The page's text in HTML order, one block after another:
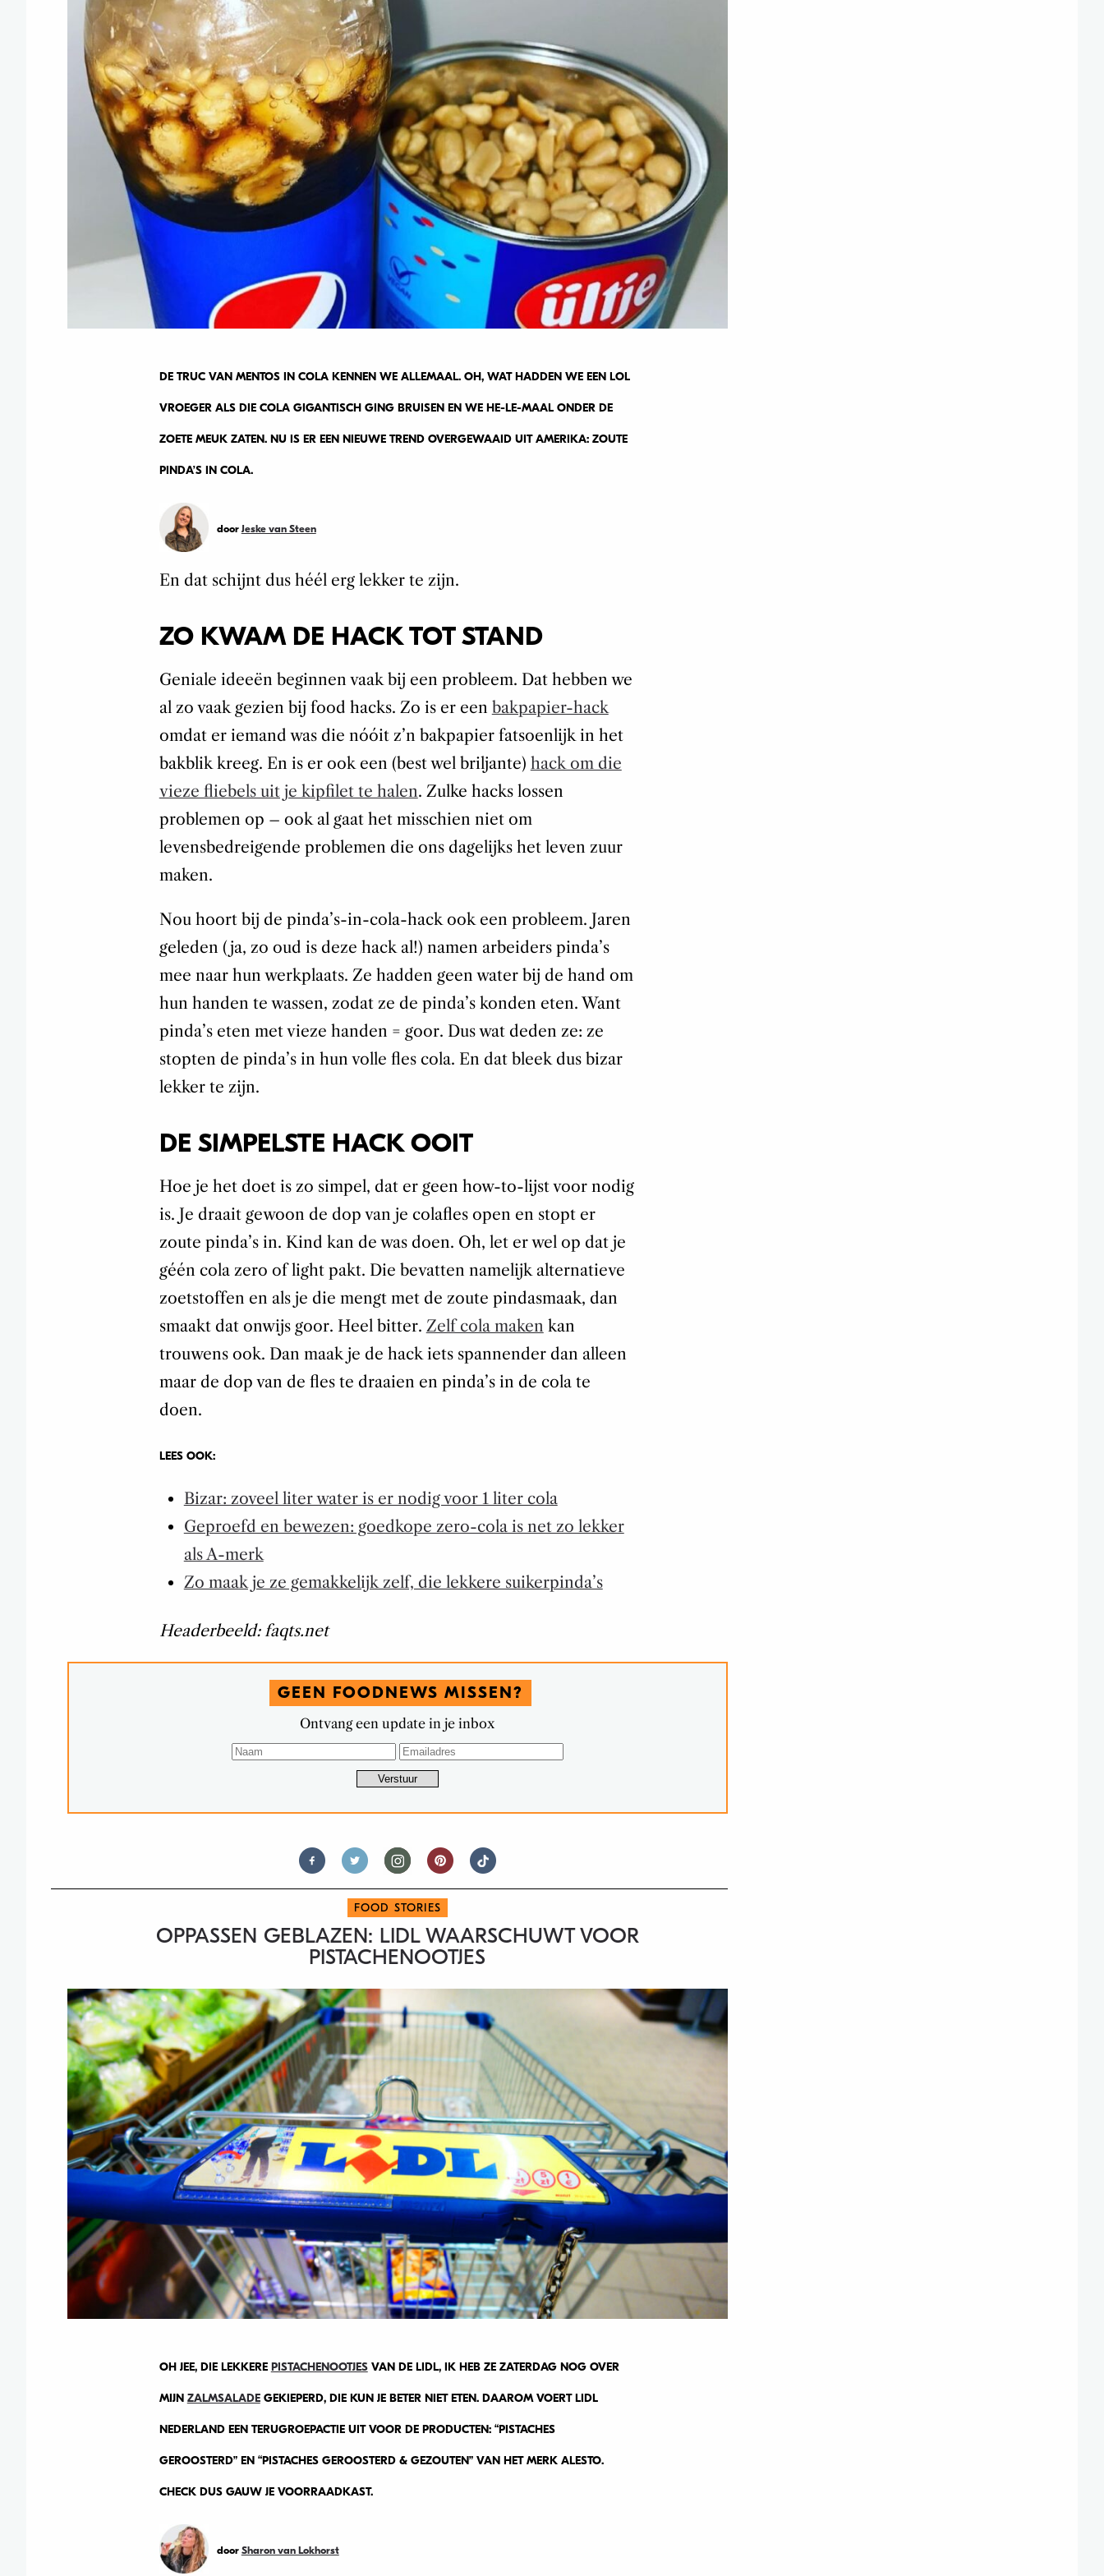
DE TRUC VAN MENTOS IN COLA KENNEN WE ALLEMAAL. OH, WAT HADDEN WE EEN LOL
VROEGER ALS DIE COLA GIGANTISCH GING BRUISEN EN WE HE-LE-MAAL ONDER DE
ZOETE MEUK ZATEN. NU IS ER EEN NIEUWE TREND OVERGEWAAID UIT AMERIKA: ZOUTE
PINDA’S IN COLA.
door Jeske van Steen
En dat schijnt dus héél erg lekker te zijn.
ZO KWAM DE HACK TOT STAND
Geniale ideeën beginnen vaak bij een probleem. Dat hebben we
al zo vaak gezien bij food hacks. Zo is er een bakpapier-hack
omdat er iemand was die nóóit z’n bakpapier fatsoenlijk in het
bakblik kreeg. En is er ook een (best wel briljante) hack om die
vieze fliebels uit je kipfilet te halen. Zulke hacks lossen
problemen op – ook al gaat het misschien niet om
levensbedreigende problemen die ons dagelijks het leven zuur
maken.
Nou hoort bij de pinda’s-in-cola-hack ook een probleem. Jaren
geleden (ja, zo oud is deze hack al!) namen arbeiders pinda’s
mee naar hun werkplaats. Ze hadden geen water bij de hand om
hun handen te wassen, zodat ze de pinda’s konden eten. Want
pinda’s eten met vieze handen = goor. Dus wat deden ze: ze
stopten de pinda’s in hun volle fles cola. En dat bleek dus bizar
lekker te zijn.
DE SIMPELSTE HACK OOIT
Hoe je het doet is zo simpel, dat er geen how-to-lijst voor nodig
is. Je draait gewoon de dop van je colafles open en stopt er
zoute pinda’s in. Kind kan de was doen. Oh, let er wel op dat je
géén cola zero of light pakt. Die bevatten namelijk alternatieve
zoetstoffen en als je die mengt met de zoute pindasmaak, dan
smaakt dat onwijs goor. Heel bitter. Zelf cola maken kan
trouwens ook. Dan maak je de hack iets spannender dan alleen
maar de dop van de fles te draaien en pinda’s in de cola te
doen.
LEES OOK:
Bizar: zoveel liter water is er nodig voor 1 liter cola
Geproefd en bewezen: goedkope zero-cola is net zo lekker
als A-merk
Zo maak je ze gemakkelijk zelf, die lekkere suikerpinda’s
Headerbeeld: faqts.net
GEEN FOODNEWS MISSEN?
Ontvang een update in je inbox
FOOD STORIES
OPPASSEN GEBLAZEN: LIDL WAARSCHUWT VOOR
PISTACHENOOTJES
OH JEE, DIE LEKKERE PISTACHENOOTJESVAN DE LIDL, IK HEB ZE ZATERDAG NOG OVER
MIJN ZALMSALADEGEKIEPERD, DIE KUN JE BETER NIET ETEN. DAAROM VOERT LIDL
NEDERLAND EEN TERUGROEPACTIE UIT VOOR DE PRODUCTEN: “PISTACHES
GEROOSTERD” EN “PISTACHES GEROOSTERD & GEZOUTEN” VAN HET MERK ALESTO.
CHECK DUS GAUW JE VOORRAADKAST.
door Sharon van Lokhorst